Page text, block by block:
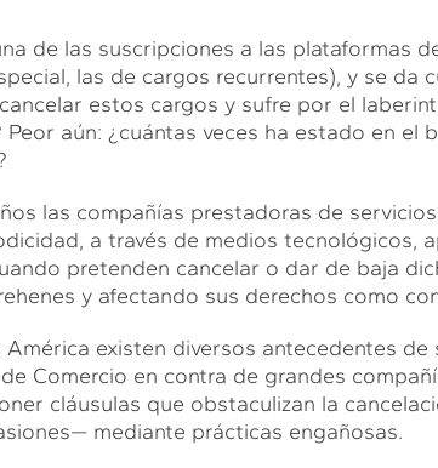
de las suscripciones a las plataformas
las de cargos recurrentes), y se da
estos cargos y sufre por el
aún: ¿cuántas veces ha estado en el
las compañías prestadoras de
a través de medios tecnológicos,
pretenden cancelar o dar de baja
y afectando sus derechos como
existen diversos antecedentes de
Comercio en contra de grandes
cláusulas que obstaculizan la
mediante prácticas engañosas.